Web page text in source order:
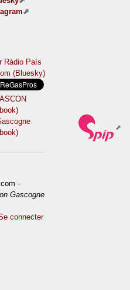
Ràdio País
(Bluesky)
-
Gascogne
connecter